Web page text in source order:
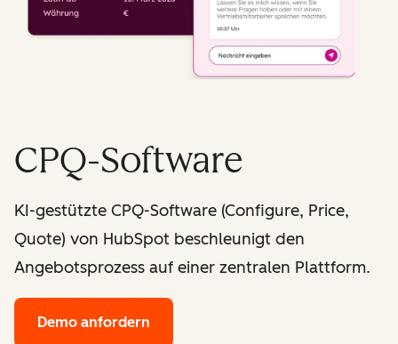
CPQ-Software
KI-gestützte CPQ-Software (Configure, Price,
Quote) von HubSpot beschleunigt den
Angebotsprozess auf einer zentralen Plattform.
Demo anfordern